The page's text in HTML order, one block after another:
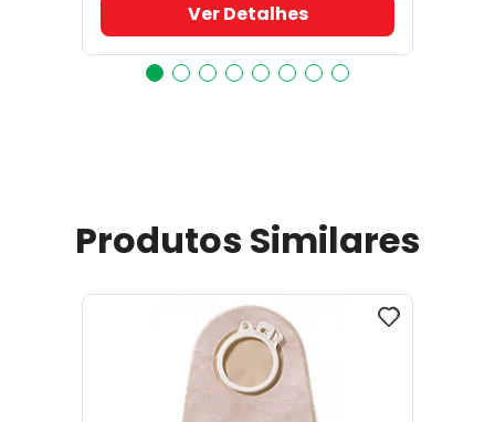
Ver Detalhes
Produtos Similares